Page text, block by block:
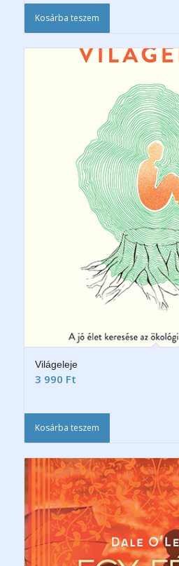
Kosárba teszem
Világeleje
3 990 Ft
Kosárba teszem